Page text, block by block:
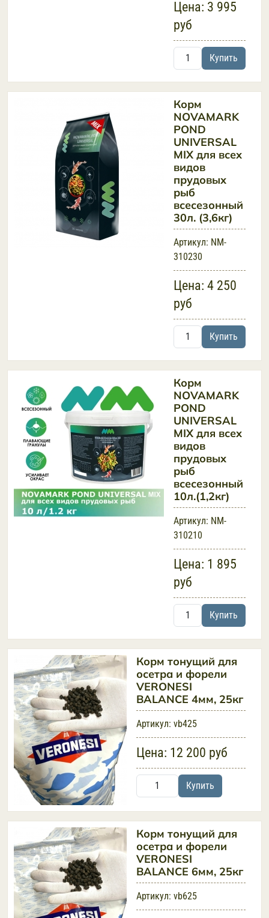
Цена: 3 995
руб
Купить
Корм
NOVAMARK
POND
UNIVERSAL
MIX для всех
видов
прудовых
рыб
всесезонный
30л. (3,6кг)
Артикул: NM-
310230
Цена: 4 250
руб
Купить
Корм
NOVAMARK
POND
UNIVERSAL
MIX для всех
видов
прудовых
рыб
всесезонный
10л.(1,2кг)
Артикул: NM-
310210
Цена: 1 895
руб
Купить
Корм тонущий для
осетра и форели
VERONESI
BALANCE 4мм, 25кг
Артикул: vb425
Цена: 12 200 руб
Купить
Корм тонущий для
осетра и форели
VERONESI
BALANCE 6мм, 25кг
Артикул: vb625